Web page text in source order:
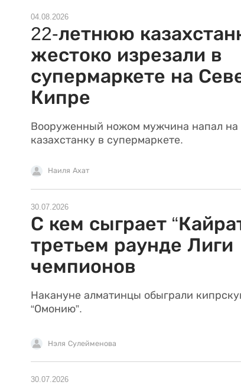
04.08.2026
22-летнюю
жестоко изрезали в
супермаркете на
Кипре
Вооруженный ножом мужчина напал
казахстанку в супермаркете.
Наиля Ахат
30.07.2026
С кем сыграет
третьем раунде Лиги
чемпионов
Накануне алматинцы обыграли
“Омонию”.
Нэля Сулейменова
30.07.2026